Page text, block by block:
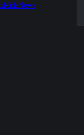
KidsNews